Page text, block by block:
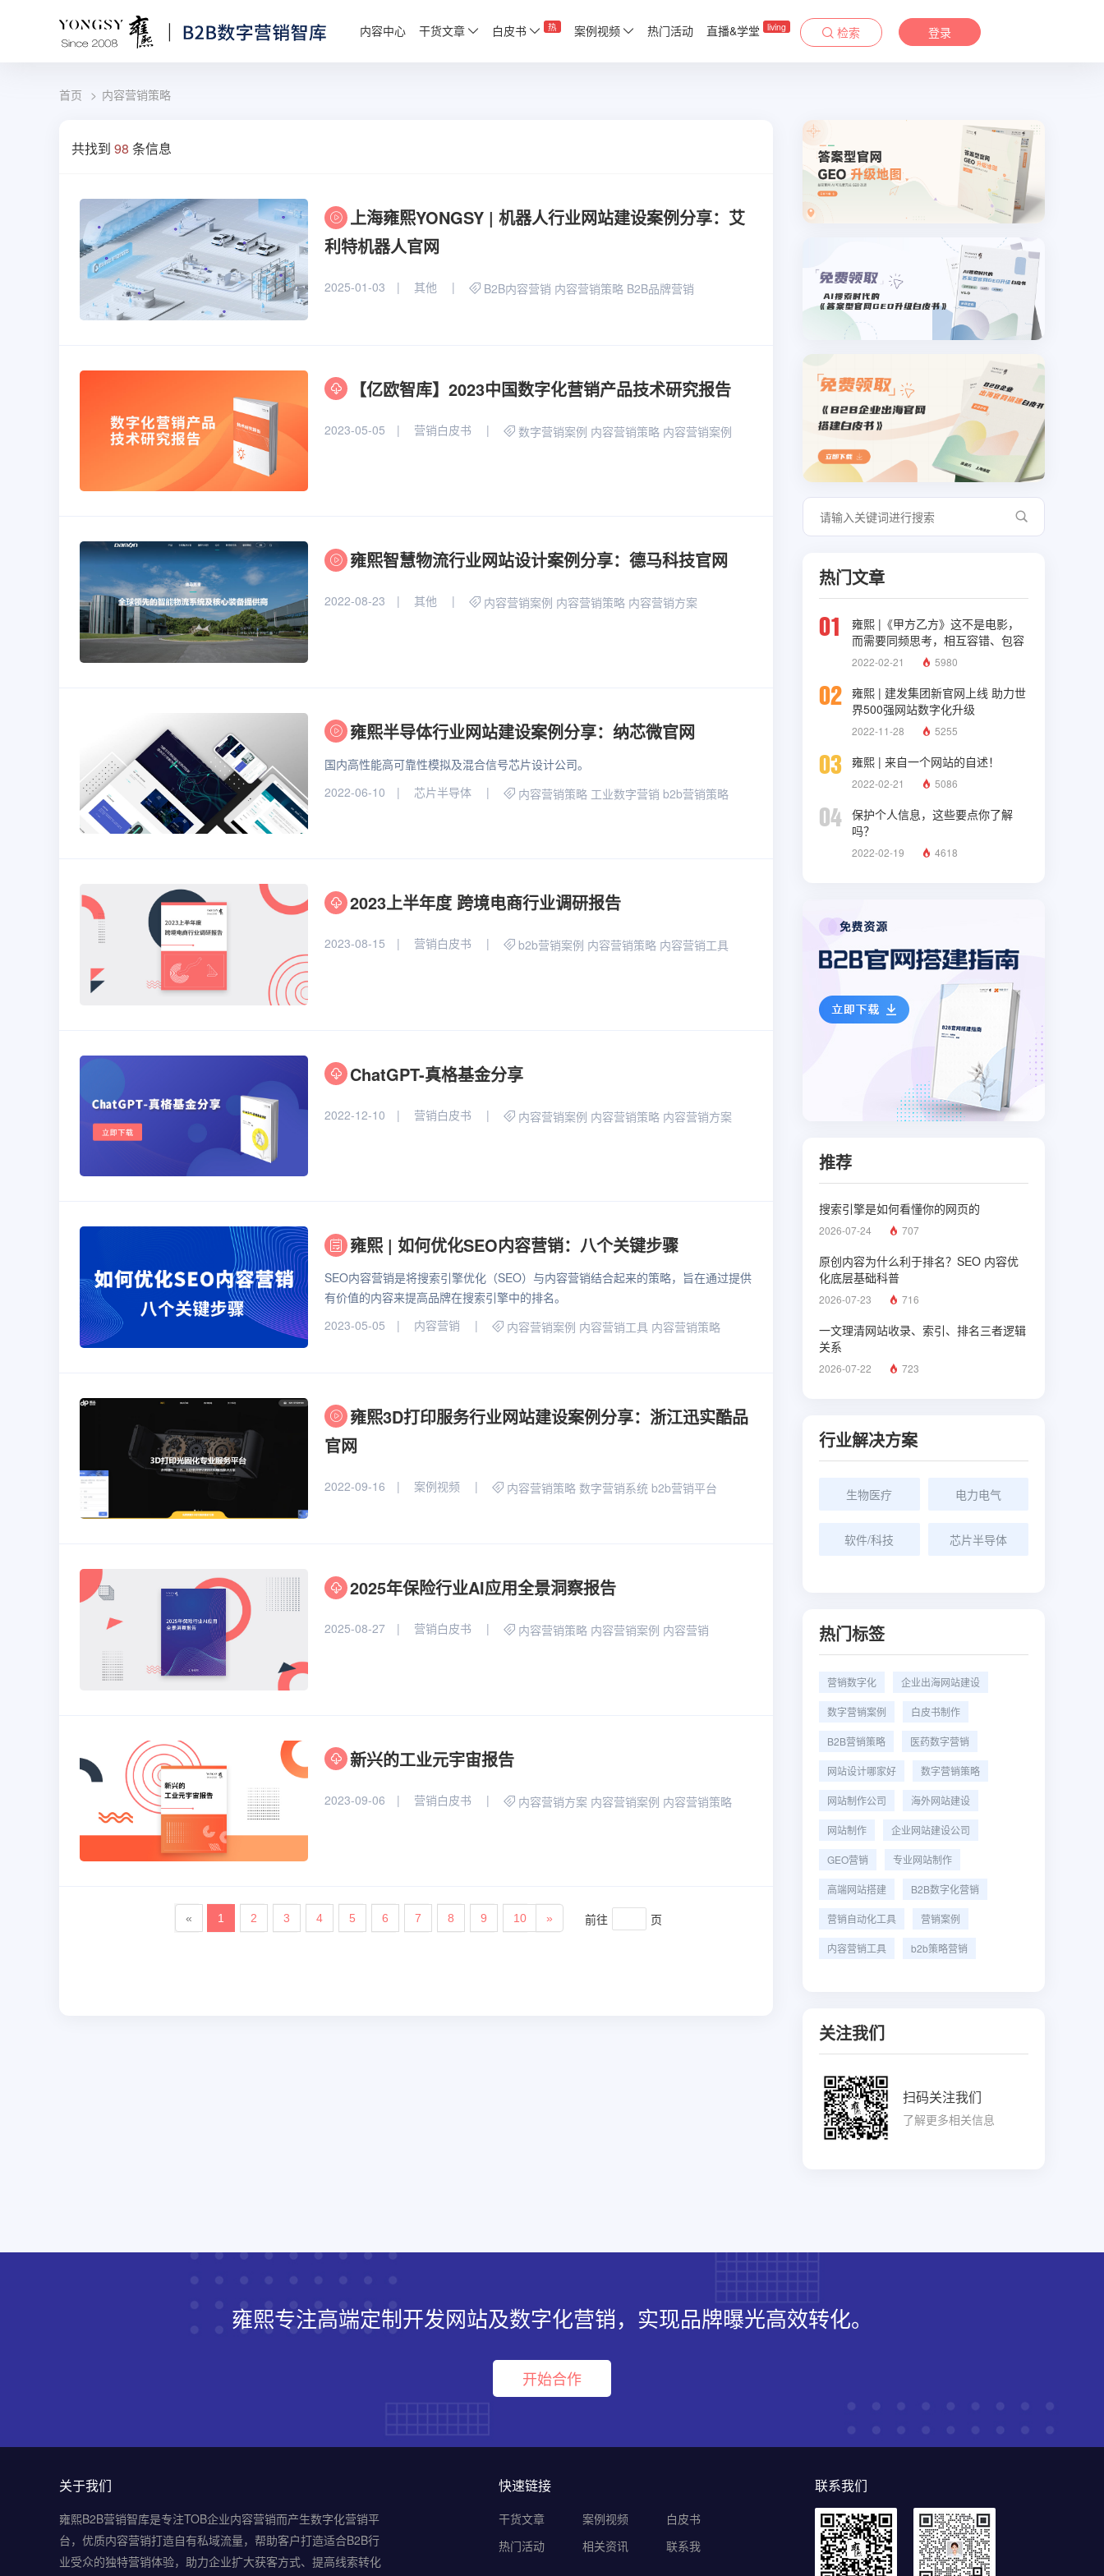
内容中心 干货文章 白皮书 热 案例视频 热门活动 直播&学堂 living 检索 登录
首页 内容营销策略
共找到 98 条信息
上海雍熙YONGSY | 机器人行业网站建设案例分享：艾
利特机器人官网
2025-01-03 其他 B2B内容营销 内容营销策略 B2B品牌营销
【亿欧智库】2023中国数字化营销产品技术研究报告
2023-05-05 营销白皮书 数字营销案例 内容营销策略 内容营销案例
雍熙智慧物流行业网站设计案例分享：德马科技官网
2022-08-23 其他 内容营销案例 内容营销策略 内容营销方案
雍熙半导体行业网站建设案例分享：纳芯微官网
国内高性能高可靠性模拟及混合信号芯片设计公司。
2022-06-10
芯片半导体 内容营销策略 工业数字营销 b2b营销策略
2023上半年度 跨境电商行业调研报告
2023-08-15 营销白皮书 b2b营销案例 内容营销策略 内容营销工具
ChatGPT-真格基金分享
2022-12-10 营销白皮书 内容营销案例 内容营销策略 内容营销方案
雍熙 | 如何优化SEO内容营销：八个关键步骤
SEO内容营销是将搜索引擎优化（SEO）与内容营销结合起来的策略，旨在通过提供
有价值的内容来提高品牌在搜索引擎中的排名。
2023-05-05
内容营销 内容营销案例 内容营销工具 内容营销策略
雍熙3D打印服务行业网站建设案例分享：浙江迅实酷品
官网
2022-09-16 案例视频 内容营销策略 数字营销系统 b2b营销平台
2025年保险行业AI应用全景洞察报告
2025-08-27 营销白皮书 内容营销策略 内容营销案例 内容营销
新兴的工业元宇宙报告
2023-09-06 营销白皮书 内容营销方案 内容营销案例 内容营销策略
« 1 2 3 4 5 6 7 8 9 10 » 前往 页
热门文章
01
雍熙 |《甲方乙方》这不是电影，
而需要同频思考，相互容错、包容
与理解
2022-02-21 5980
02 雍熙 | 建发集团新官网上线 助力世
界500强网站数字化升级
2022-11-28 5255
03 雍熙 | 来自一个网站的自述！
2022-02-21 5086
04
保护个人信息，这些要点你了解
吗？
2022-02-19 4618
推荐
搜索引擎是如何看懂你的网页的
2026-07-24 707
原创内容为什么利于排名？SEO 内容优
化底层基础科普
2026-07-23 716
一文理清网站收录、索引、排名三者逻辑
关系
2026-07-22 723
行业解决方案
生物医疗 电力电气
软件/科技 芯片半导体
热门标签
营销数字化 企业出海网站建设
数字营销案例 白皮书制作
B2B营销策略 医药数字营销
网站设计哪家好 数字营销策略
网站制作公司 海外网站建设
网站制作 企业网站建设公司
GEO营销 专业网站制作
高端网站搭建 B2B数字化营销
营销自动化工具 营销案例
内容营销工具 b2b策略营销
关注我们
扫码关注我们
了解更多相关信息
雍熙专注高端定制开发网站及数字化营销，实现品牌曝光高效转化。
开始合作
关于我们
雍熙B2B营销智库是专注TOB企业内容营销而产生数字化营销平
台，优质内容营销打造自有私域流量，帮助客户打造适合B2B行
业受众的独特营销体验，助力企业扩大获客方式、提高线索转化
快速链接
干货文章 案例视频
白皮书
热门活动
相关资讯 联系我
联系我们